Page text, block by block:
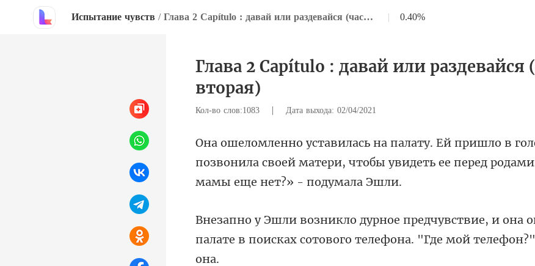
Испытание чувств / Глава 2 Capítulo : давай или раздевайся (часть вторая) | 0.40%
Глава 2 Capítulo : давай или раздевайся
вторая)
Кол-во слов:1083 | Дата выхода: 02/04/2021
позвонила своей матери, чтобы увидеть ее
и она
палате в поисках сотового